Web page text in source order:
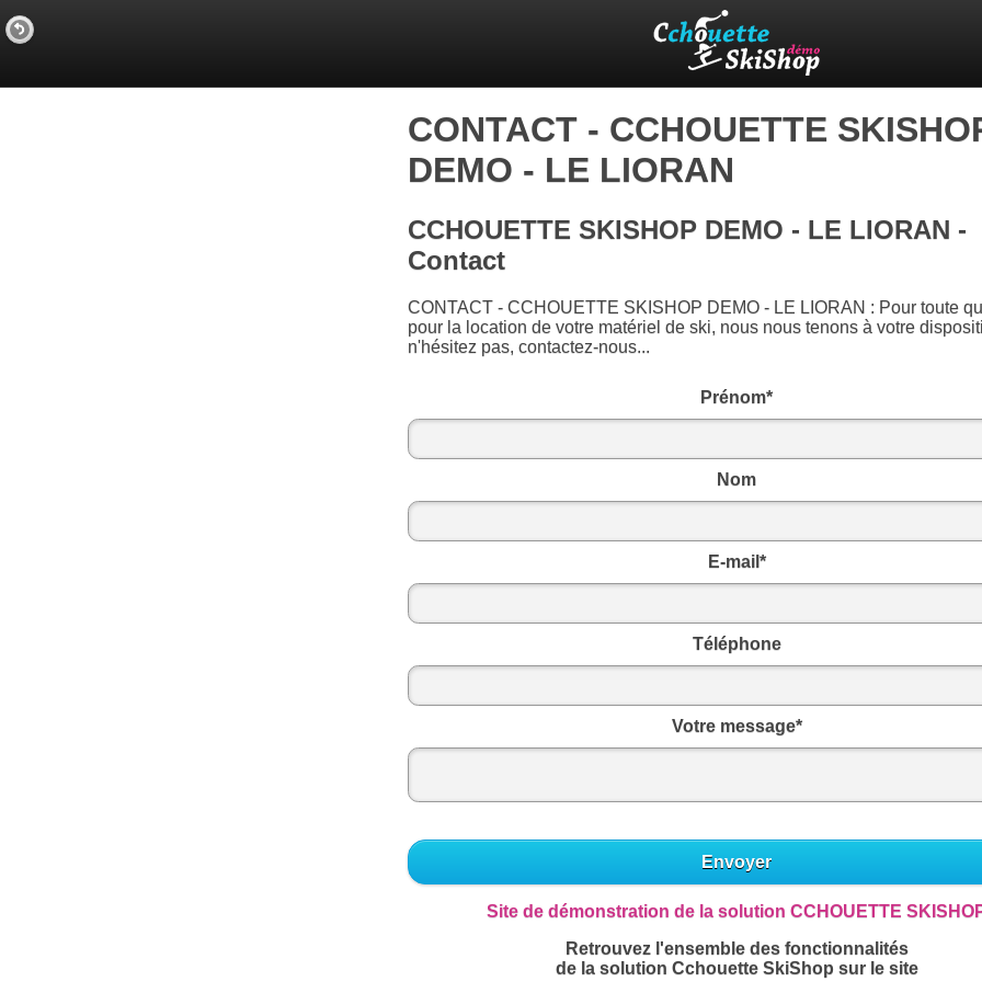
CONTACT - CCHOUETTE
DEMO - LE LIORAN
CCHOUETTE SKISHOP DEMO - LE LIORAN -
Contact
CONTACT - CCHOUETTE SKISHOP DEMO - LE LIORAN : Pour toute
pour la location de votre matériel de ski, nous nous tenons à votre
n'hésitez pas, contactez-nous...
Prénom*
Nom
E-mail*
Téléphone
Votre message*
Envoyer
Site de démonstration de la solution CCHOUETTE
Retrouvez l'ensemble des fonctionnalités
de la solution Cchouette SkiShop sur le site